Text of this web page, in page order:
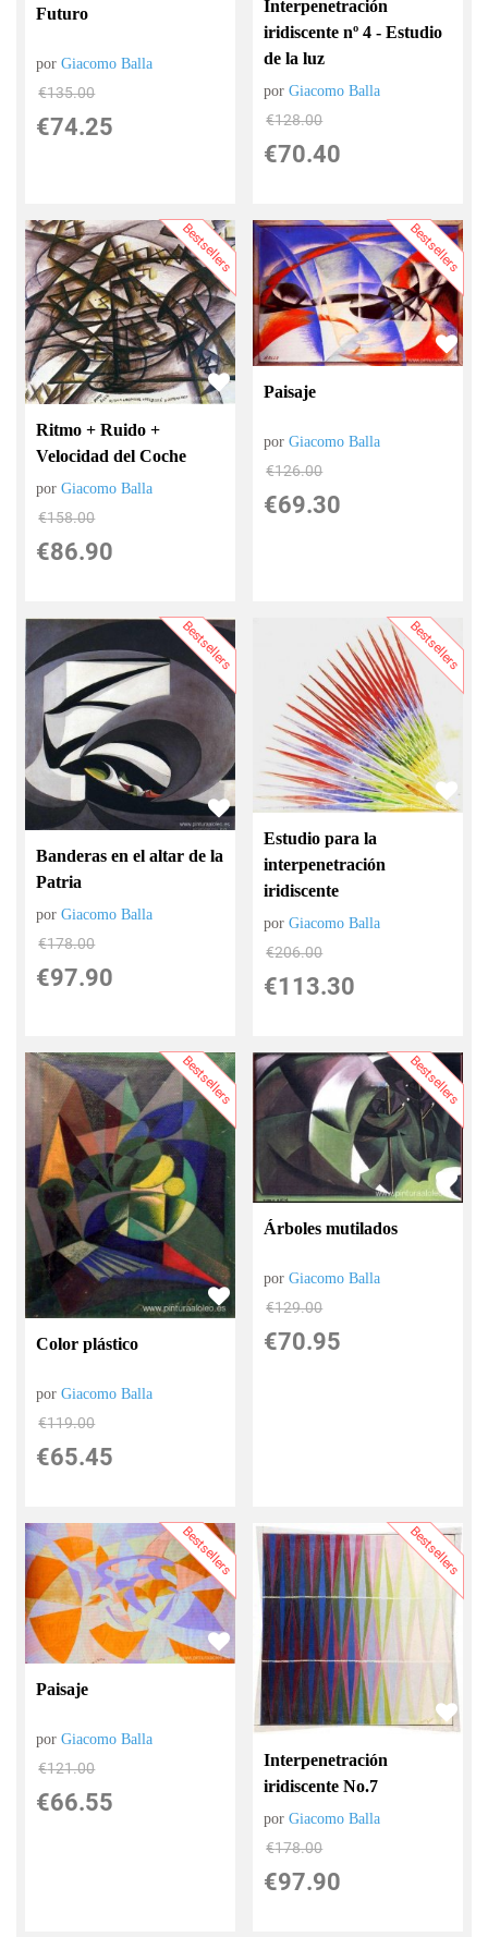
Futuro
porGiacomo Balla
€135.00
€74.25
Interpenetración
iridiscente nº 4 - Estudio
de la luz
porGiacomo Balla
€128.00
€70.40
Bestsellers
Ritmo + Ruido +
Velocidad del Coche
porGiacomo Balla
€158.00
€86.90
Bestsellers
Paisaje
porGiacomo Balla
€126.00
€69.30
Bestsellers
Banderas en el altar de la
Patria
porGiacomo Balla
€178.00
€97.90
Bestsellers
Estudio para la
interpenetración
iridiscente
porGiacomo Balla
€206.00
€113.30
Bestsellers
Color plástico
porGiacomo Balla
€119.00
€65.45
Bestsellers
Árboles mutilados
porGiacomo Balla
€129.00
€70.95
Bestsellers
Paisaje
porGiacomo Balla
€121.00
€66.55
Bestsellers
Interpenetración
iridiscente No.7
porGiacomo Balla
€178.00
€97.90